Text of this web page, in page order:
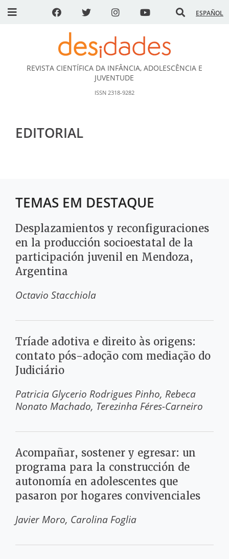
ESPAÑOL
DESidades
REVISTA CIENTÍFICA DA INFÂNCIA, ADOLESCÊNCIA E
JUVENTUDE
ISSN 2318-9282
EDITORIAL
TEMAS EM DESTAQUE
Desplazamientos y reconfiguraciones
en la producción socioestatal de la
participación juvenil en Mendoza,
Argentina
Octavio Stacchiola
Tríade adotiva e direito às origens:
contato pós-adoção com mediação do
Judiciário
Patricia Glycerio Rodrigues Pinho Rebeca
Nonato Machado Terezinha Féres-Carneiro
Acompañar, sostener y egresar: un
programa para la construcción de
autonomía en adolescentes que
pasaron por hogares convivenciales
Javier Moro Carolina Foglia